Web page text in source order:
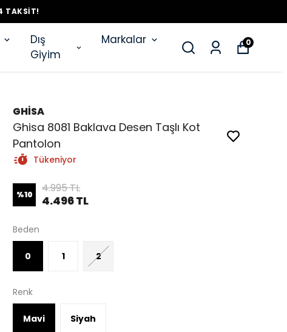
TAKSIT!
Dış
Giyim
Markalar 0
GHİSA
Ghisa 8081 Baklava Desen Taşlı Kot
Pantolon
Tükeniyor
%10 4.995 TL
4.496 TL
Beden
0 1 2
Renk
Mavi Siyah